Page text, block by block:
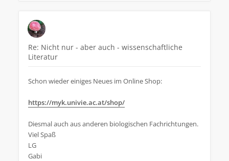
Re: Nicht nur - aber auch - wissenschaftliche
Literatur
Schon wieder einiges Neues im Online Shop:
https://myk.univie.ac.at/shop/
Diesmal auch aus anderen biologischen Fachrichtungen.
Viel Spaß
LG
Gabi